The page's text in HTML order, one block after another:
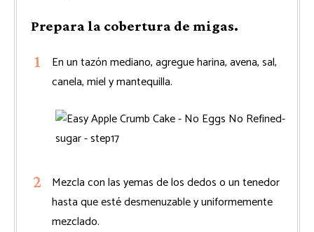
Prepara la cobertura de migas.
En un tazón mediano, agregue harina, avena, sal,
canela, miel y mantequilla.
Mezcla con las yemas de los dedos o un tenedor
hasta que esté desmenuzable y uniformemente
mezclado.